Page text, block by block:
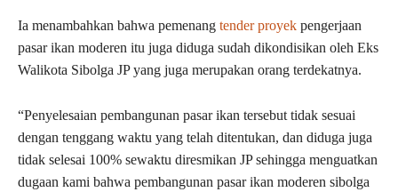
Ia menambahkan bahwa pemenang tender proyek pengerjaan
pasar ikan moderen itu juga diduga sudah dikondisikan oleh Eks
Walikota Sibolga JP yang juga merupakan orang terdekatnya.
“Penyelesaian pembangunan pasar ikan tersebut tidak sesuai
dengan tenggang waktu yang telah ditentukan, dan diduga juga
tidak selesai 100% sewaktu diresmikan JP sehingga menguatkan
dugaan kami bahwa pembangunan pasar ikan moderen sibolga